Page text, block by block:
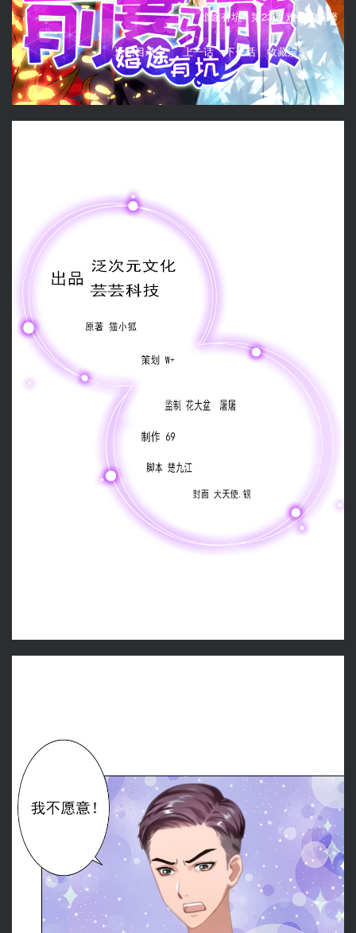
婚途有坑 - 第23话 难得的温馨
返回目录 上一话 下一话 收藏漫画